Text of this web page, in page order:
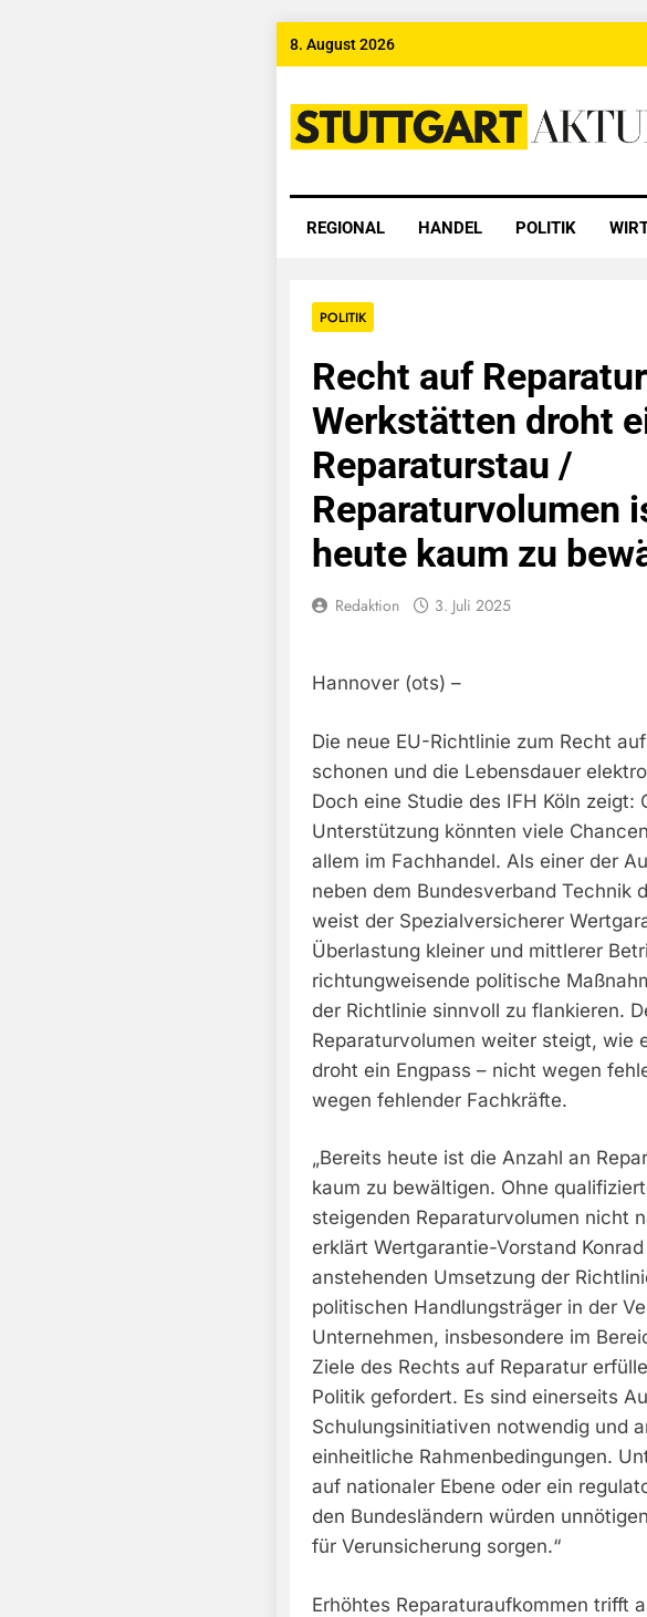
Skip
8. August 2026
Stuttgart
REGIONAL HANDEL POLITIK
POLITIK
Recht auf
Werkstätten droht
Reparaturstau /
Reparaturvolumen
heute kaum zu
Redaktion 3. Juli 2025
Hannover (ots) –
Die neue EU-Richtlinie zum Recht
schonen und die Lebensdauer
Doch eine Studie des IFH Köln zeigt:
Unterstützung könnten viele
allem im Fachhandel. Als einer der
neben dem Bundesverband Technik
weist der Spezialversicherer
Überlastung kleiner und mittlerer
richtungweisende politische
der Richtlinie sinnvoll zu flankieren.
Reparaturvolumen weiter steigt, wie
droht ein Engpass – nicht wegen
wegen fehlender Fachkräfte.
„Bereits heute ist die Anzahl an
kaum zu bewältigen. Ohne
steigenden Reparaturvolumen nicht
erklärt Wertgarantie-Vorstand
anstehenden Umsetzung der
politischen Handlungsträger in der
Unternehmen, insbesondere im
Ziele des Rechts auf Reparatur
Politik gefordert. Es sind einerseits
Schulungsinitiativen notwendig und
einheitliche Rahmenbedingungen.
auf nationaler Ebene oder ein
den Bundesländern würden
für Verunsicherung sorgen.“
Erhöhtes Reparaturaufkommen trifft